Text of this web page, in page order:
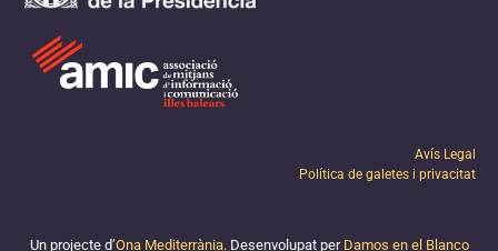
Avís Legal
Política de galetes i privacitat
Un projecte d’Ona Mediterrània. Desenvolupat per Damos en el Blanco